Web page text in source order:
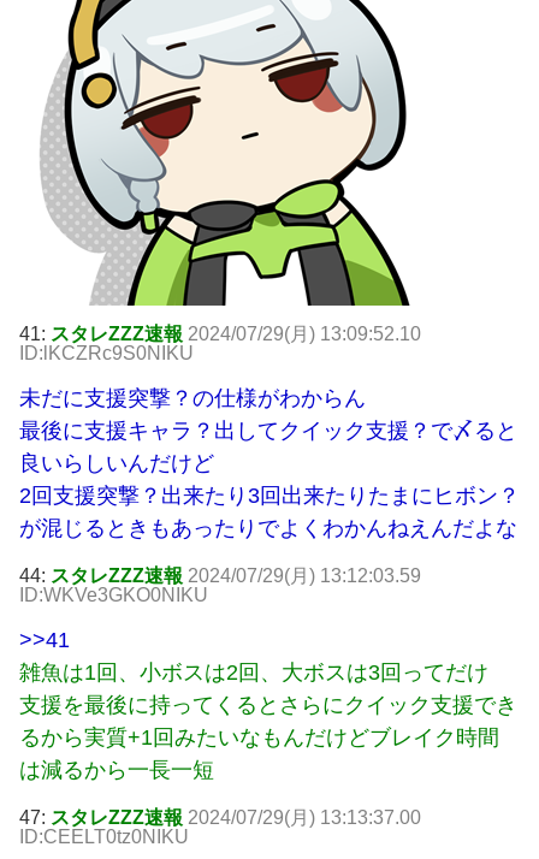
41: スタレZZZ速報 2024/07/29(月) 13:09:52.10
ID:lKCZRc9S0NIKU
未だに支援突撃？の仕様がわからん
最後に支援キャラ？出してクイック支援？で〆ると
良いらしいんだけど
2回支援突撃？出来たり3回出来たりたまにヒボン？
が混じるときもあったりでよくわかんねえんだよな
44: スタレZZZ速報 2024/07/29(月) 13:12:03.59
ID:WKVe3GKO0NIKU
>>41
雑魚は1回、小ボスは2回、大ボスは3回ってだけ
支援を最後に持ってくるとさらにクイック支援でき
るから実質+1回みたいなもんだけどブレイク時間
は減るから一長一短
47: スタレZZZ速報 2024/07/29(月) 13:13:37.00
ID:CEELT0tz0NIKU